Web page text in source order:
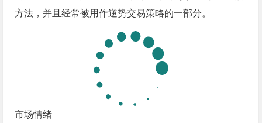
方法，并且经常被用作逆势交易策略的一部分。
市场情绪